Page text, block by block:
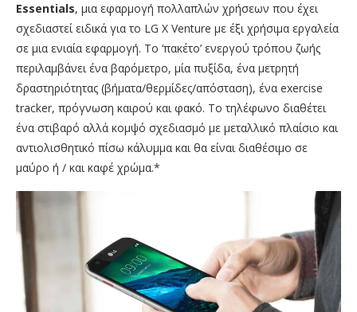
Essentials, μια εφαρμογή πολλαπλών χρήσεων που έχει
σχεδιαστεί ειδικά για το LG X Venture με έξι χρήσιμα εργαλεία
σε μια ενιαία εφαρμογή. Το ‘πακέτο’ ενεργού τρόπου ζωής
περιλαμβάνει ένα βαρόμετρο, μία πυξίδα, ένα μετρητή
δραστηριότητας (βήματα/θερμίδες/απόσταση), ένα exercise
tracker, πρόγνωση καιρού και φακό. Το τηλέφωνο διαθέτει
ένα στιβαρό αλλά κομψό σχεδιασμό με μεταλλικό πλαίσιο και
αντιολισθητικό πίσω κάλυμμα και θα είναι διαθέσιμο σε
μαύρο ή / και καφέ χρώμα.*